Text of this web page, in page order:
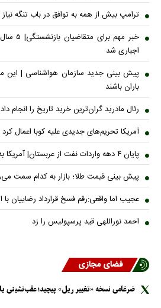
ترامپ بیش از همه به توافق در باب تنگه نیاز
خبر مهم
اجباری شد
پیش بینی جدید سازمان هواشناسی | این
باران باشند
رئال مادرید گران‌ترین خرید تاریخ را انجام داد
آمریکا تحریم‌های جدیدی علیه کوبا اعمال کرد
پایان ۴ دهه واردات نفت از عربستان| آمریکا به سراغ ونزوئلا رفت
پیش بینی قیمت طلا؛ بازار به کدام سمت
عجیب اما واقعی:رقم فسخ قرارداد رضاییان با استقلال فقط
احمد نوراللهی قید پرسپولیس را زد
فضای مجازی
ضرغامی نسخه «تغییر ریل» پیچید؛ عقب‌نشینی